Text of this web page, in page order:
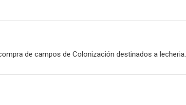
at
A
ke
n
m
ar
de campos de Colonización destinados a lecheria.